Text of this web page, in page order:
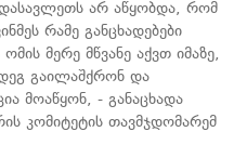
არ აწყობდა, რომ
რამე განცხადებები
მერე მწვანე აქვთ იმაზე,
გაილაშქრონ და
მოაწყონ, - განაცხადა
კომიტეტის თავმჯდომარემ